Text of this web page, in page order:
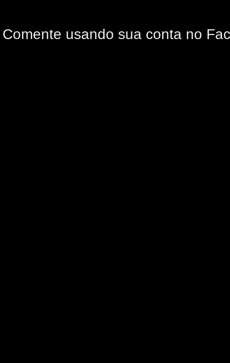
Comente usando sua conta no